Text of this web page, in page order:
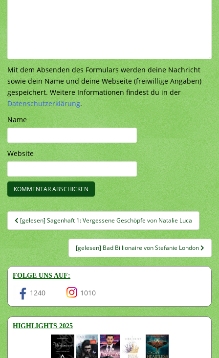
Mit dem Absenden des Formulars werden deine Nachricht
sowie dein Name und deine Webseite (freiwillige Angaben)
gespeichert. Weitere Informationen findest du in der
Datenschutzerklärung.
Name
Website
Beitragsnavigation
[gelesen] Sagenhaft 1: Vergessene Geschöpfe von Natalie Luca
[gelesen] Bad Billionaire von Stefanie London
FOLGE UNS AUF:
1240 1010
HIGHLIGHTS 2025